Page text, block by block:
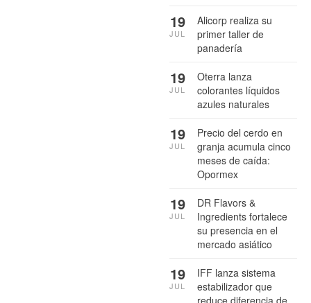
Alicorp realiza su
primer taller de
panadería
19
JUL
Oterra lanza
colorantes líquidos
azules naturales
19
JUL
Precio del cerdo en
granja acumula cinco
meses de caída:
Opormex
19
JUL
DR Flavors &
Ingredients fortalece
su presencia en el
mercado asiático
19
JUL
IFF lanza sistema
estabilizador que
19
JUL